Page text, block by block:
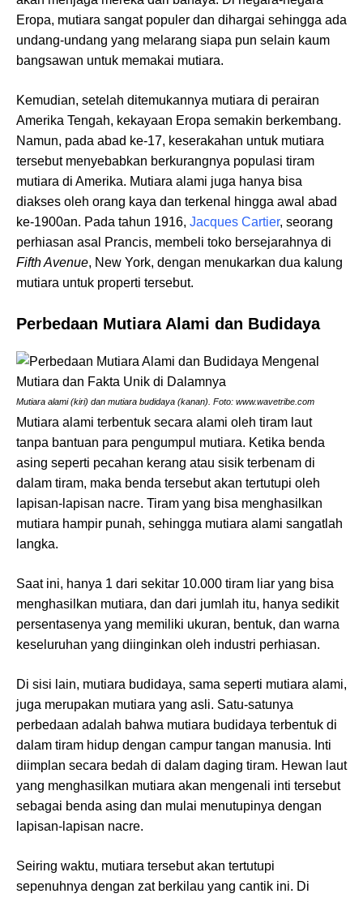
Eropa, mutiara sangat populer dan dihargai sehingga ada
undang-undang yang melarang siapa pun selain kaum
bangsawan untuk memakai mutiara.
Kemudian, setelah ditemukannya mutiara di perairan
Amerika Tengah, kekayaan Eropa semakin berkembang.
Namun, pada abad ke-17, keserakahan untuk mutiara
tersebut menyebabkan berkurangnya populasi tiram
mutiara di Amerika. Mutiara alami juga hanya bisa
diakses oleh orang kaya dan terkenal hingga awal abad
ke-1900an. Pada tahun 1916, Jacques Cartier, seorang
perhiasan asal Prancis, membeli toko bersejarahnya di
Fifth Avenue, New York, dengan menukarkan dua kalung
mutiara untuk properti tersebut.
Perbedaan Mutiara Alami dan Budidaya
Mutiara alami (kiri) dan mutiara budidaya (kanan). Foto: www.wavetribe.com
Mutiara alami terbentuk secara alami oleh tiram laut
tanpa bantuan para pengumpul mutiara. Ketika benda
asing seperti pecahan kerang atau sisik terbenam di
dalam tiram, maka benda tersebut akan tertutupi oleh
lapisan-lapisan nacre. Tiram yang bisa menghasilkan
mutiara hampir punah, sehingga mutiara alami sangatlah
langka.
Saat ini, hanya 1 dari sekitar 10.000 tiram liar yang bisa
menghasilkan mutiara, dan dari jumlah itu, hanya sedikit
persentasenya yang memiliki ukuran, bentuk, dan warna
keseluruhan yang diinginkan oleh industri perhiasan.
Di sisi lain, mutiara budidaya, sama seperti mutiara alami,
juga merupakan mutiara yang asli. Satu-satunya
perbedaan adalah bahwa mutiara budidaya terbentuk di
dalam tiram hidup dengan campur tangan manusia. Inti
diimplan secara bedah di dalam daging tiram. Hewan laut
yang menghasilkan mutiara akan mengenali inti tersebut
sebagai benda asing dan mulai menutupinya dengan
lapisan-lapisan nacre.
Seiring waktu, mutiara tersebut akan tertutupi
sepenuhnya dengan zat berkilau yang cantik ini. Di